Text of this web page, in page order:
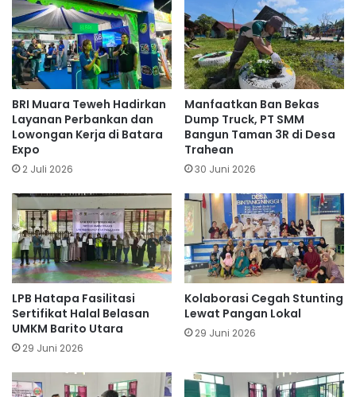
BRI Muara Teweh Hadirkan
Layanan Perbankan dan
Lowongan Kerja di Batara
Expo
2 Juli 2026
Manfaatkan Ban Bekas
Dump Truck, PT SMM
Bangun Taman 3R di Desa
Trahean
30 Juni 2026
LPB Hatapa Fasilitasi
Sertifikat Halal Belasan
UMKM Barito Utara
29 Juni 2026
Kolaborasi Cegah Stunting
Lewat Pangan Lokal
29 Juni 2026